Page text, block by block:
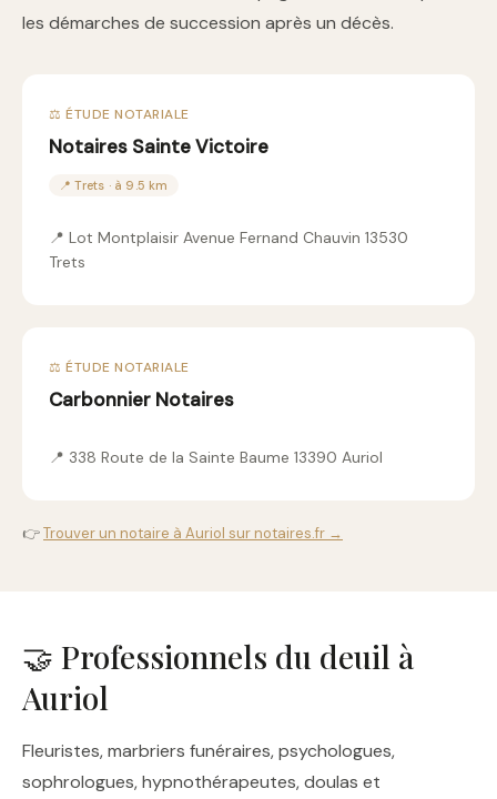
les démarches de succession après un décès.
⚖️ ÉTUDE NOTARIALE
Notaires Sainte Victoire
📍 Trets · à 9.5 km
📍 Lot Montplaisir Avenue Fernand Chauvin 13530
Trets
⚖️ ÉTUDE NOTARIALE
Carbonnier Notaires
📍 338 Route de la Sainte Baume 13390 Auriol
👉Trouver un notaire à Auriol sur notaires.fr →
🤝 Professionnels du deuil à
Auriol
Fleuristes, marbriers funéraires, psychologues,
sophrologues, hypnothérapeutes, doulas et